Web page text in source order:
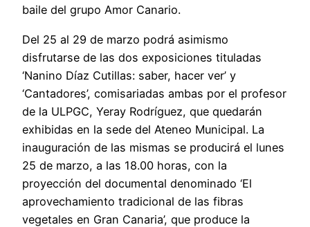
baile del grupo Amor Canario.
Del 25 al 29 de marzo podrá asimismo
disfrutarse de las dos exposiciones tituladas
‘Nanino Díaz Cutillas: saber, hacer ver’ y
‘Cantadores’, comisariadas ambas por el profesor
de la ULPGC, Yeray Rodríguez, que quedarán
exhibidas en la sede del Ateneo Municipal. La
inauguración de las mismas se producirá el lunes
25 de marzo, a las 18.00 horas, con la
proyección del documental denominado ‘El
aprovechamiento tradicional de las fibras
vegetales en Gran Canaria’, que produce la